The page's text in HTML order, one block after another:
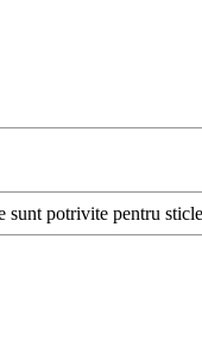
sunt potrivite pentru